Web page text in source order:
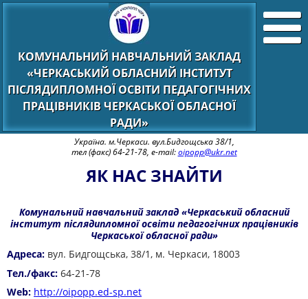
КОМУНАЛЬНИЙ НАВЧАЛЬНИЙ ЗАКЛАД
«ЧЕРКАСЬКИЙ ОБЛАСНИЙ ІНСТИТУТ
ПІСЛЯДИПЛОМНОЇ ОСВІТИ ПЕДАГОГІЧНИХ
ПРАЦІВНИКІВ ЧЕРКАСЬКОЇ ОБЛАСНОЇ
РАДИ»
Україна. м.Черкаси. вул.Бидгощська 38/1,
тел (факс) 64-21-78, e-mail:oipopp@ukr.net
ЯК НАС ЗНАЙТИ
Комунальний навчальний заклад «Черкаський обласний
інститут післядипломної освіти педагогічних працівників
Черкаської обласної ради»
Адреса: вул. Бидгощська, 38/1, м. Черкаси, 18003
Тел./факс: 64-21-78
Web: http://oipopp.ed-sp.net